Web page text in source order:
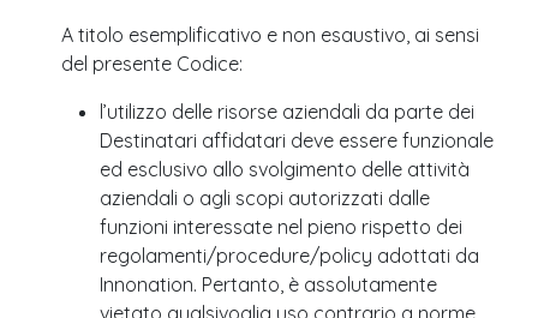
A titolo esemplificativo e non esaustivo, ai sensi
del presente Codice:
l’utilizzo delle risorse aziendali da parte dei
Destinatari affidatari deve essere funzionale
ed esclusivo allo svolgimento delle attività
aziendali o agli scopi autorizzati dalle
funzioni interessate nel pieno rispetto dei
regolamenti/procedure/policy adottati da
Innonation. Pertanto, è assolutamente
vietato qualsivoglia uso contrario a norme